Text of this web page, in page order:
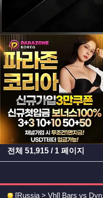
등록일
전체 51,915 / 1 페이지
[Russia > Vhl] Bars vs